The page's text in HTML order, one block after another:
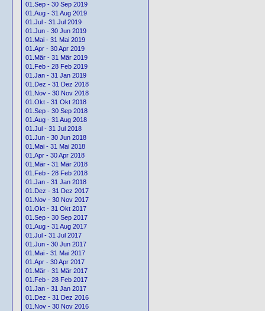
01.Sep - 30 Sep 2019
01.Aug - 31 Aug 2019
01.Jul - 31 Jul 2019
01.Jun - 30 Jun 2019
01.Mai - 31 Mai 2019
01.Apr - 30 Apr 2019
01.Mär - 31 Mär 2019
01.Feb - 28 Feb 2019
01.Jan - 31 Jan 2019
01.Dez - 31 Dez 2018
01.Nov - 30 Nov 2018
01.Okt - 31 Okt 2018
01.Sep - 30 Sep 2018
01.Aug - 31 Aug 2018
01.Jul - 31 Jul 2018
01.Jun - 30 Jun 2018
01.Mai - 31 Mai 2018
01.Apr - 30 Apr 2018
01.Mär - 31 Mär 2018
01.Feb - 28 Feb 2018
01.Jan - 31 Jan 2018
01.Dez - 31 Dez 2017
01.Nov - 30 Nov 2017
01.Okt - 31 Okt 2017
01.Sep - 30 Sep 2017
01.Aug - 31 Aug 2017
01.Jul - 31 Jul 2017
01.Jun - 30 Jun 2017
01.Mai - 31 Mai 2017
01.Apr - 30 Apr 2017
01.Mär - 31 Mär 2017
01.Feb - 28 Feb 2017
01.Jan - 31 Jan 2017
01.Dez - 31 Dez 2016
01.Nov - 30 Nov 2016